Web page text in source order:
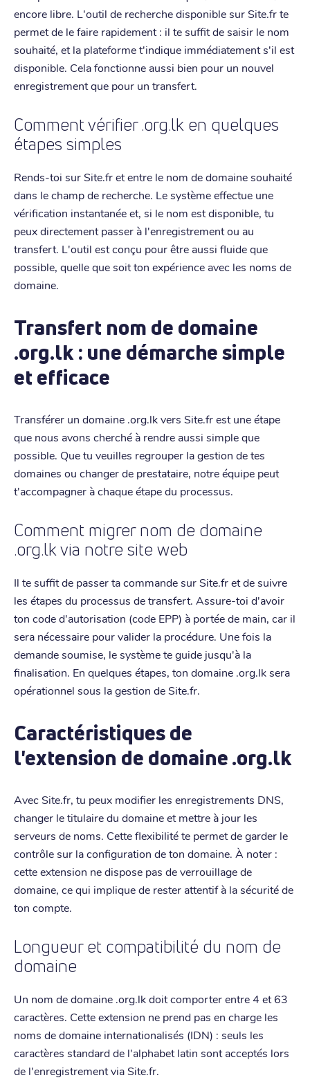
encore libre. L'outil de recherche disponible sur Site.fr te
permet de le faire rapidement : il te suffit de saisir le nom
souhaité, et la plateforme t'indique immédiatement s'il est
disponible. Cela fonctionne aussi bien pour un nouvel
enregistrement que pour un transfert.
Comment vérifier .org.lk en quelques
étapes simples
Rends-toi sur Site.fr et entre le nom de domaine souhaité
dans le champ de recherche. Le système effectue une
vérification instantanée et, si le nom est disponible, tu
peux directement passer à l'enregistrement ou au
transfert. L'outil est conçu pour être aussi fluide que
possible, quelle que soit ton expérience avec les noms de
domaine.
Transfert nom de domaine
.org.lk : une démarche simple
et efficace
Transférer un domaine .org.lk vers Site.fr est une étape
que nous avons cherché à rendre aussi simple que
possible. Que tu veuilles regrouper la gestion de tes
domaines ou changer de prestataire, notre équipe peut
t'accompagner à chaque étape du processus.
Comment migrer nom de domaine
.org.lk via notre site web
Il te suffit de passer ta commande sur Site.fr et de suivre
les étapes du processus de transfert. Assure-toi d'avoir
ton code d'autorisation (code EPP) à portée de main, car il
sera nécessaire pour valider la procédure. Une fois la
demande soumise, le système te guide jusqu'à la
finalisation. En quelques étapes, ton domaine .org.lk sera
opérationnel sous la gestion de Site.fr.
Caractéristiques de
l'extension de domaine .org.lk
Avec Site.fr, tu peux modifier les enregistrements DNS,
changer le titulaire du domaine et mettre à jour les
serveurs de noms. Cette flexibilité te permet de garder le
contrôle sur la configuration de ton domaine. À noter :
cette extension ne dispose pas de verrouillage de
domaine, ce qui implique de rester attentif à la sécurité de
ton compte.
Longueur et compatibilité du nom de
domaine
Un nom de domaine .org.lk doit comporter entre 4 et 63
caractères. Cette extension ne prend pas en charge les
noms de domaine internationalisés (IDN) : seuls les
caractères standard de l'alphabet latin sont acceptés lors
de l'enregistrement via Site.fr.